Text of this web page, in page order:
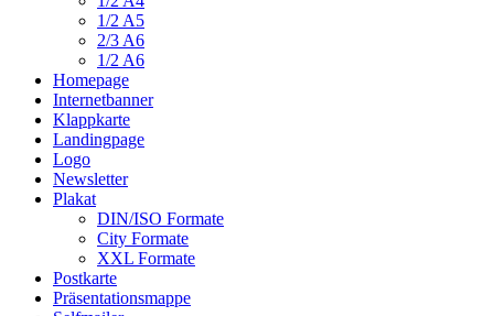
1/2 A5
2/3 A6
1/2 A6
Homepage
Internetbanner
Klappkarte
Landingpage
Logo
Newsletter
Plakat
DIN/ISO Formate
City Formate
XXL Formate
Postkarte
Präsentationsmappe